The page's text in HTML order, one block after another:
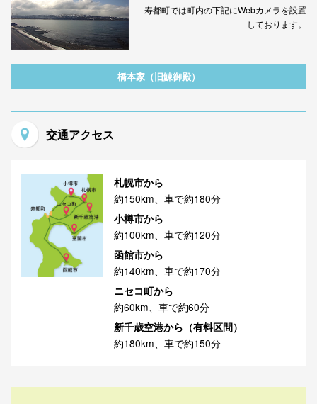
寿都町では町内の下記にWebカメラを設置
しております。
橋本家（旧鰊御殿）
交通アクセス
札幌市から
約150km、車で約180分
小樽市から
約100km、車で約120分
函館市から
約140km、車で約170分
ニセコ町から
約60km、車で約60分
新千歳空港から（有料区間）
約180km、車で約150分